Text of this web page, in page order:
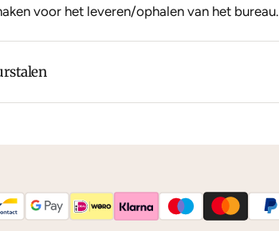
voor het leveren/ophalen van het bureau.